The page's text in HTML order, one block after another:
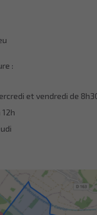
:
et vendredi de
12h